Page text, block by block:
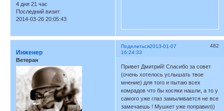
4 дня 21 час
Последний визит:
2014-03-26 20:05:43
Поделиться 482
2013-01-07
16:24:33
Инженер
Ветеран
Привет Дмитрий! Спасибо за совет
(очень хотелось услышать твое
мнение) для того и пытаю всех
комрадов что бы косяки нашли, а то у
самого уже глаз замыливается не все
замечаешь ! Мушкет уже поправил))